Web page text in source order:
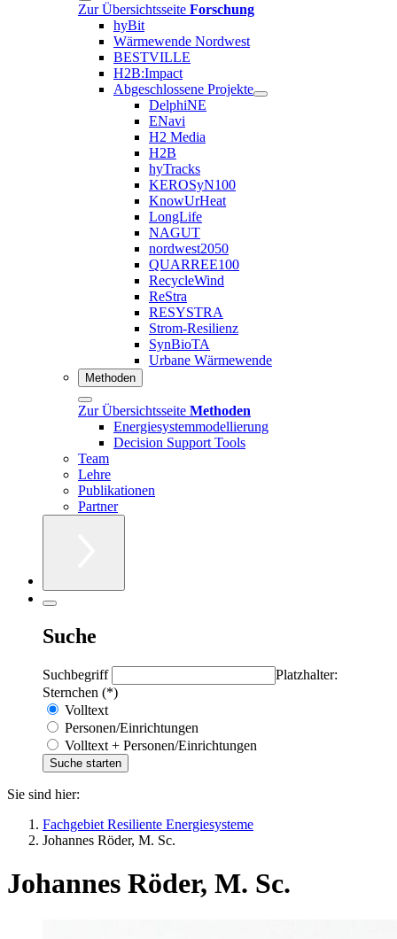
Zur Übersichtsseite Forschung
hyBit
Wärmewende Nordwest
BESTVILLE
H2B:Impact
Abgeschlossene Projekte
DelphiNE
ENavi
H2 Media
H2B
hyTracks
KEROSyN100
KnowUrHeat
LongLife
NAGUT
nordwest2050
QUARREE100
RecycleWind
ReStra
RESYSTRA
Strom-Resilienz
SynBioTA
Urbane Wärmewende
Methoden
Zur Übersichtsseite Methoden
Energiesystemmodellierung
Decision Support Tools
Team
Lehre
Publikationen
Partner
Suche
Suchbegriff
Platzhalter:
Sternchen (*)
Volltext
Personen/Einrichtungen
Volltext + Personen/Einrichtungen
Sie sind hier:
Fachgebiet Resiliente Energiesysteme
Johannes Röder, M. Sc.
Johannes Röder, M. Sc.